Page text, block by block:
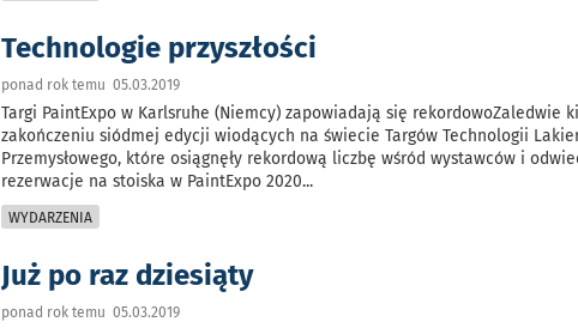
Technologie przyszłości
ponad rok temu 05.03.2019
Targi PaintExpo w Karlsruhe (Niemcy) zapowiadają się rekordowoZaledwie
zakończeniu siódmej edycji wiodących na świecie Targów Technologii
Przemysłowego, które osiągnęły rekordową liczbę wśród wystawców i
rezerwacje na stoiska w PaintExpo 2020...
WYDARZENIA
Już po raz dziesiąty
ponad rok temu 05.03.2019